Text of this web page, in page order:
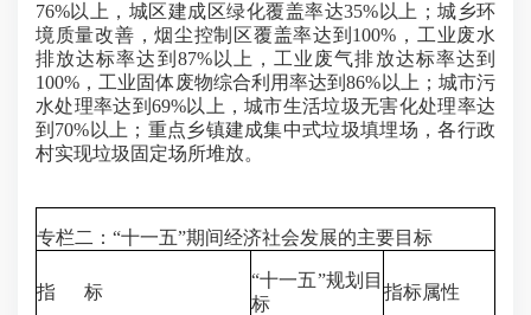
76%以上，城区建成区绿化覆盖率达35%以上；城乡环
境质量改善，烟尘控制区覆盖率达到100%，工业废水
排放达标率达到87%以上，工业废气排放达标率达到
100%，工业固体废物综合利用率达到86%以上；城市污
水处理率达到69%以上，城市生活垃圾无害化处理率达
到70%以上；重点乡镇建成集中式垃圾填埋场，各行政
村实现垃圾固定场所堆放。
专栏二：“十一五”期间经济社会发展的主要目标
指 标
“十一五”规划目
标
指标属性